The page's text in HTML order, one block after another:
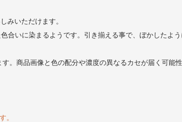
みいただけます。
いに染まるようです。引き揃える事で、ぼかしたよう
。商品画像と色の配分や濃度の異なるカセが届く可能
。